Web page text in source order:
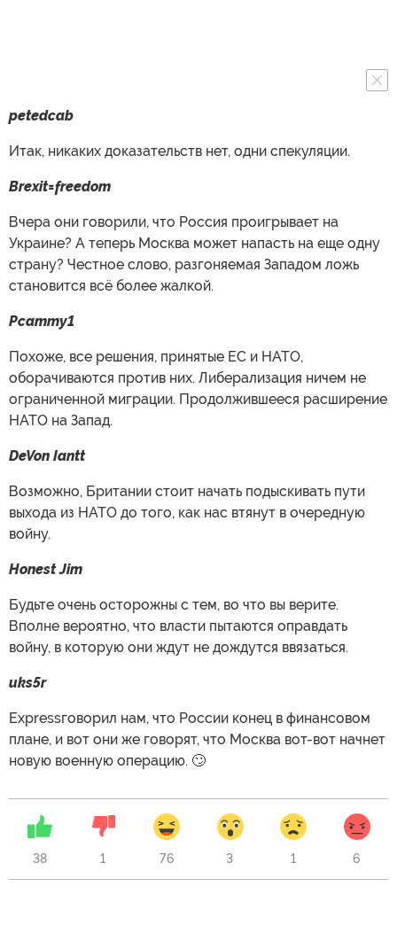
petedcab
Итак, никаких доказательств нет, одни спекуляции.
Brexit=freedom
Вчера они говорили, что Россия проигрывает на
Украине? А теперь Москва может напасть на еще одну
страну? Честное слово, разгоняемая Западом ложь
становится всё более жалкой.
Pcammy1
Похоже, все решения, принятые ЕС и НАТО,
оборачиваются против них. Либерализация ничем не
ограниченной миграции. Продолжившееся расширение
НАТО на Запад.
DeVon Iantt
Возможно, Британии стоит начать подыскивать пути
выхода из НАТО до того, как нас втянут в очередную
войну.
Honest Jim
Будьте очень осторожны с тем, во что вы верите.
Вполне вероятно, что власти пытаются оправдать
войну, в которую они ждут не дождутся ввязаться.
uks5r
Expressговорил нам, что России конец в финансовом
плане, и вот они же говорят, что Москва вот-вот начнет
новую военную операцию. 🙄
38 1 76 3 1 6